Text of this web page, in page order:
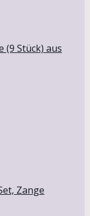
(9 Stück) aus
Zange